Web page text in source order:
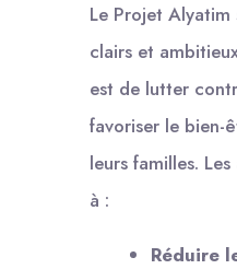
Le Projet
clairs et
est de lutter
favoriser le bien-
leurs familles.
à :
Réduire